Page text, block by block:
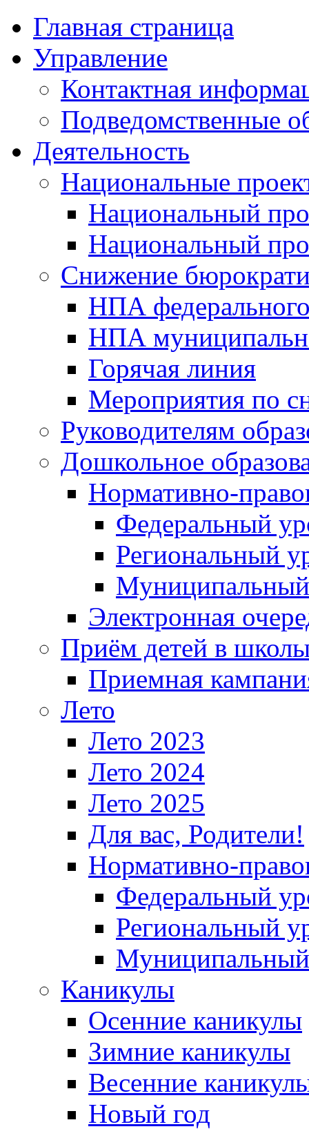
Главная страница
Управление
Контактная
Подведомственные
Деятельность
Национальные
Национальный
Национальный
Снижение
НПА
НПА
Горячая линия
Мероприятия по
Руководителям
Дошкольное
Нормативно-
Федеральный
Региональный
Электронная
Приём детей в
Приемная
Лето
Лето 2023
Лето 2024
Лето 2025
Для вас, Родители!
Нормативно-
Федеральный
Региональный
Каникулы
Осенние каникулы
Зимние каникулы
Весенние
Новый год